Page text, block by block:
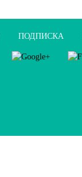
ПОДПИСКА